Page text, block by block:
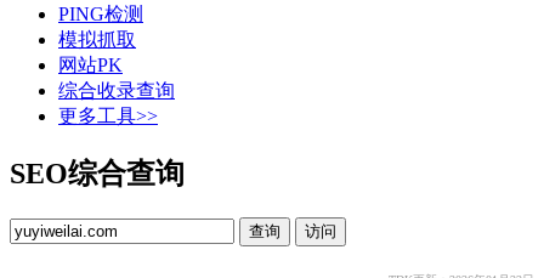
PING检测
模拟抓取
网站PK
综合收录查询
更多工具>>
SEO综合查询